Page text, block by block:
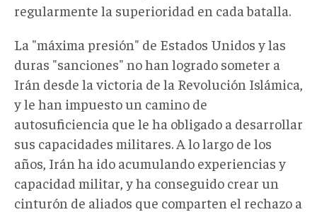
regularmente la superioridad en cada batalla.
La "máxima presión" de Estados Unidos y las
duras "sanciones" no han logrado someter a
Irán desde la victoria de la Revolución Islámica,
y le han impuesto un camino de
autosuficiencia que le ha obligado a desarrollar
sus capacidades militares. A lo largo de los
años, Irán ha ido acumulando experiencias y
capacidad militar, y ha conseguido crear un
cinturón de aliados que comparten el rechazo a